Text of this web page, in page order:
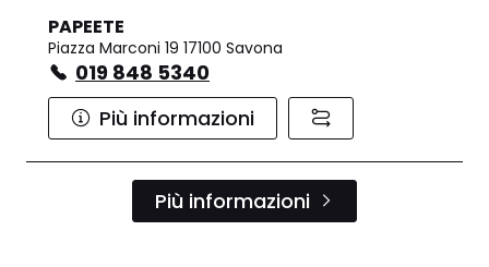
PAPEETE
Piazza Marconi 19 17100 Savona
019 848 5340
Più informazioni
Più informazioni